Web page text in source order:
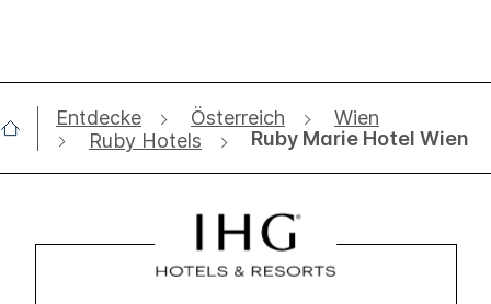
Entdecke Österreich
Wien
Ruby Hotels
Ruby Marie Hotel Wien